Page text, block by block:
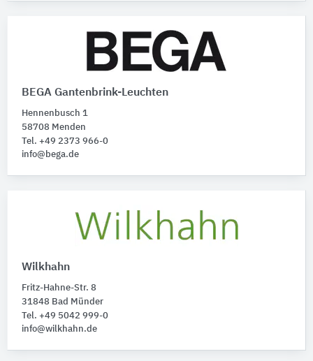
BEGA Gantenbrink-Leuchten
Hennenbusch 1
58708 Menden
Tel. +49 2373 966-0
info@bega.de
Wilkhahn
Fritz-Hahne-Str. 8
31848 Bad Münder
Tel. +49 5042 999-0
info@wilkhahn.de